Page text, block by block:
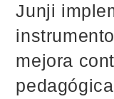
Junji
mejora